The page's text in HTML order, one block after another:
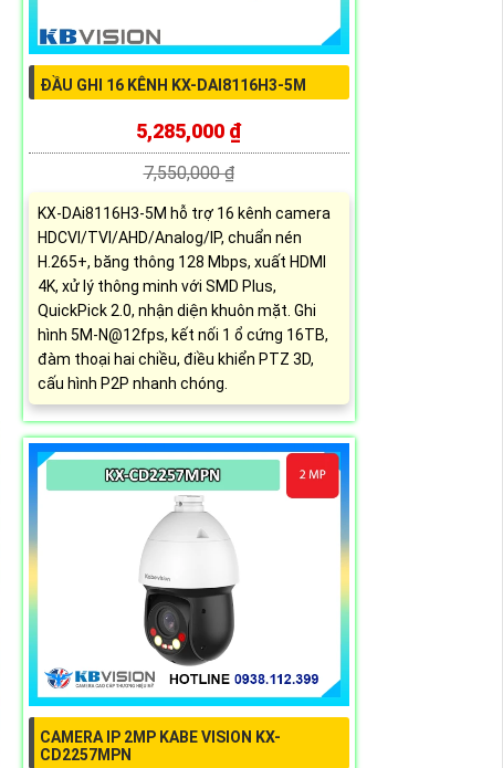
ĐẦU GHI 16 KÊNH KX-DAI8116H3-5M
5,285,000 ₫
7,550,000 ₫
KX-DAi8116H3-5M hỗ trợ 16 kênh camera
HDCVI/TVI/AHD/Analog/IP, chuẩn nén
H.265+, băng thông 128 Mbps, xuất HDMI
4K, xử lý thông minh với SMD Plus,
QuickPick 2.0, nhận diện khuôn mặt. Ghi
hình 5M-N@12fps, kết nối 1 ổ cứng 16TB,
đàm thoại hai chiều, điều khiển PTZ 3D,
cấu hình P2P nhanh chóng.
CAMERA IP 2MP KABE VISION KX-
CD2257MPN